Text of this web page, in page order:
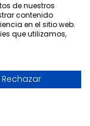
de nuestros
contenido
en el sitio web.
que utilizamos,
Rechazar